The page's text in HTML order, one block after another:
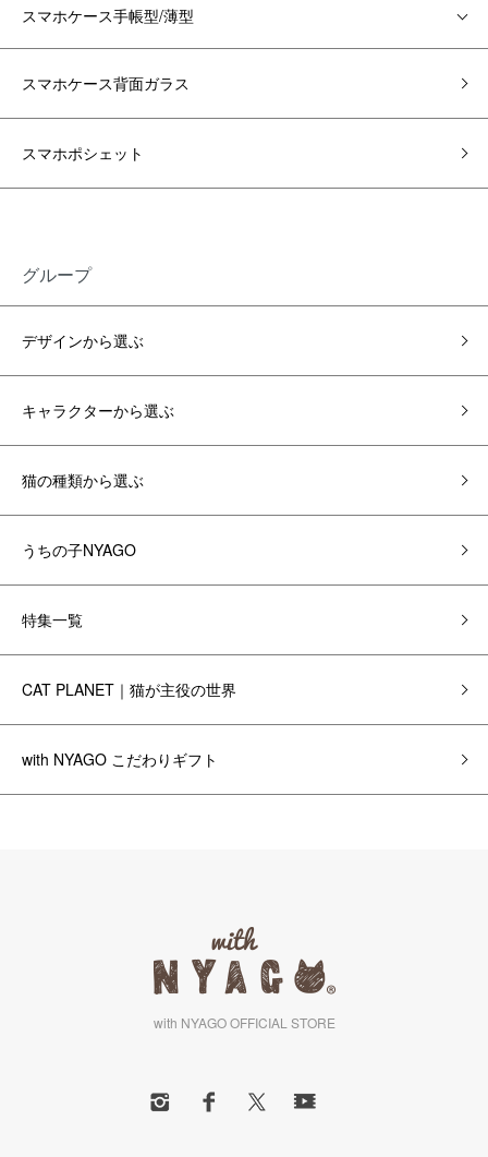
スマホケース手帳型/薄型
スマホケース背面ガラス
スマホポシェット
グループ
デザインから選ぶ
キャラクターから選ぶ
猫の種類から選ぶ
うちの子NYAGO
特集一覧
CAT PLANET｜猫が主役の世界
with NYAGO こだわりギフト
with NYAGO OFFICIAL STORE